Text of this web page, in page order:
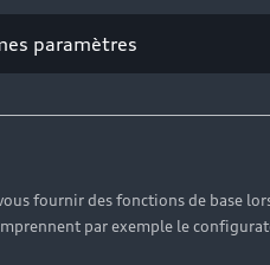
vos
de véhicules neufs
paramètres
fournir des fonctions de base
par exemple le